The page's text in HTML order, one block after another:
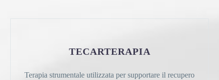
TECARTERAPIA
Terapia strumentale utilizzata per supportare il recupero